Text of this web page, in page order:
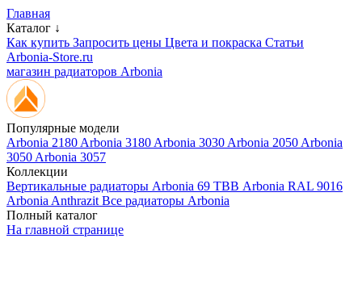
Главная
Каталог ↓
Как купить Запросить цены Цвета и покраска Статьи
Arbonia-Store.ru
магазин радиаторов Arbonia
Популярные модели
Arbonia 2180 Arbonia 3180 Arbonia 3030 Arbonia 2050 Arbonia
3050 Arbonia 3057
Коллекции
Вертикальные радиаторы Arbonia 69 ТВВ Arbonia RAL 9016
Arbonia Anthrazit Все радиаторы Arbonia
Полный каталог
На главной странице